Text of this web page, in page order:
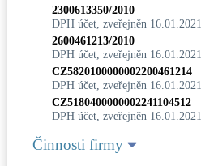
2300613350/2010
DPH účet, zveřejněn 16.01.2021
2600461213/2010
DPH účet, zveřejněn 16.01.2021
CZ5820100000002200461214
DPH účet, zveřejněn 16.01.2021
CZ5180400000002241104512
DPH účet, zveřejněn 16.01.2021
Činnosti firmy